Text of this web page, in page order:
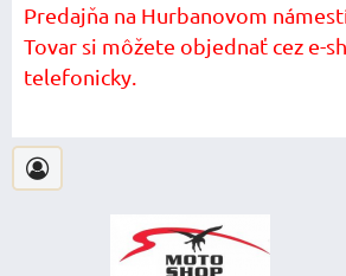
Predajňa na Hurbanovom námestí
Tovar si môžete objednať cez e-
telefonicky.